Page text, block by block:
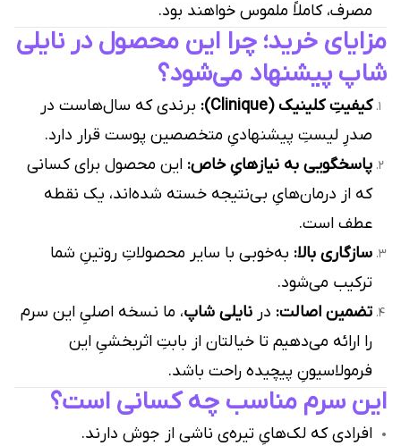
مصرف، کاملاً ملموس خواهند بود.
مزایای خرید؛ چرا این محصول در نایلی
شاپ پیشنهاد می‌شود؟
کیفیتِ کلینیک (Clinique):
برندی که سال‌هاست در
صدرِ لیستِ پیشنهادیِ متخصصین پوست قرار دارد.
پاسخگویی به نیازهایِ خاص: این محصول برای کسانی
که از درمان‌هایِ بی‌نتیجه خسته شده‌اند، یک نقطه
عطف است.
سازگاری بالا: به‌خوبی با سایر محصولاتِ روتینِ شما
ترکیب می‌شود.
تضمین اصالت: در نایلی شاپ، ما نسخه اصلیِ این سرم
را ارائه می‌دهیم تا خیالتان از بابتِ اثربخشیِ این
فرمولاسیونِ پیچیده راحت باشد.
این سرم مناسب چه کسانی است؟
افرادی که لک‌هایِ تیره‌ی ناشی از جوش دارند.